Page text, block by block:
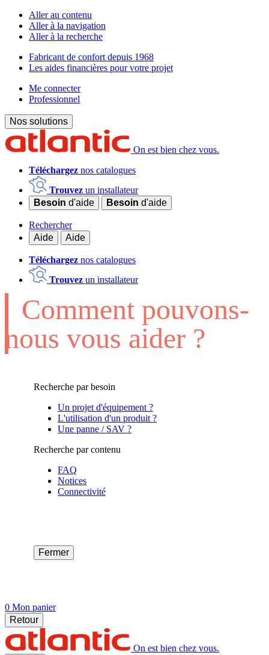
Aller au contenu
Aller à la navigation
Aller à la recherche
Fabricant de confort depuis 1968
Les aides financières pour votre projet
Me connecter
Professionnel
Nos solutions
On est bien chez vous.
Téléchargez nos catalogues
Trouvez un installateur
Besoin d'aide Besoin d'aide
Rechercher
Aide
Aide
Téléchargez nos catalogues
Trouvez un installateur
Comment pouvons-
nous vous aider ?
Recherche par besoin
Un projet d'équipement ?
L'utilisation d'un produit ?
Une panne / SAV ?
Recherche par contenu
FAQ
Notices
Connectivité
Fermer
0 Mon panier
Retour
On est bien chez vous.